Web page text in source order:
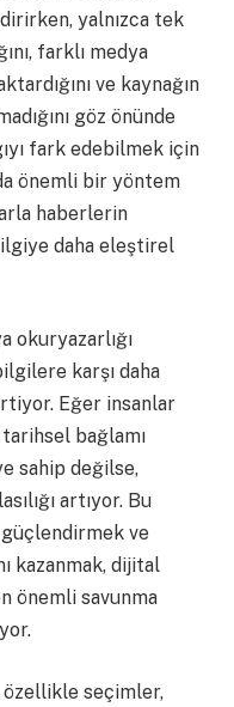
yalnızca tek
farklı medya
ve kaynağın
göz önünde
fark edebilmek için
önemli bir yöntem
haberlerin
daha eleştirel
okuryazarlığı
karşı daha
Eğer insanlar
bağlamı
sahip değilse,
artıyor. Bu
güçlendirmek ve
kazanmak, dijital
önemli savunma
özellikle seçimler,